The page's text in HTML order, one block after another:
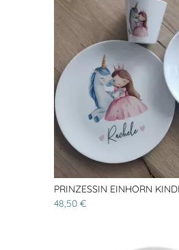
PRINZESSIN EINHORN
48,50 €